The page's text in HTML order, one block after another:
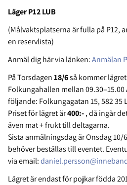
Läger P12 LUB
(Målvaktsplatserna är fulla på P12,
en reservlista)
Anmäl dig här via länken:Anmälan
På Torsdagen18/6så kommer
Folkungahallen mellan 09.30–15.00
följande: Folkungagatan 15, 582 35
Priset för lägret är400:-, då ingår
även mat + frukt till deltagarna.
Sista anmälningsdag är Onsdag 10/
behöver beställas till eventet.
via email:
Lägret är endast för pojkar födda